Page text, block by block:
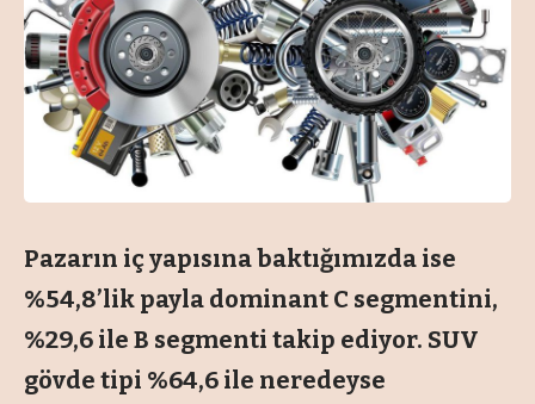
Pazarın iç yapısına baktığımızda ise
%54,8’lik payla dominant C segmentini,
%29,6 ile B segmenti takip ediyor. SUV
gövde tipi %64,6 ile neredeyse